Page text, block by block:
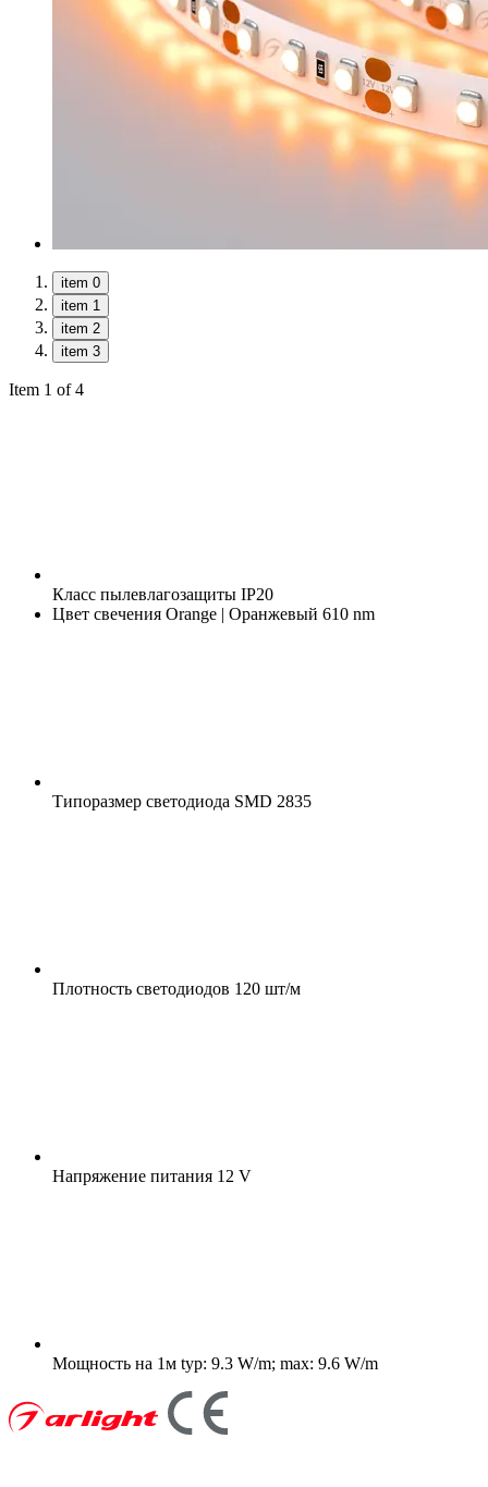
item 0
item 1
item 2
item 3
Item 1 of 4
Класс пылевлагозащиты IP20
Цвет свечения Orange | Оранжевый 610 nm
Типоразмер светодиода SMD 2835
Плотность светодиодов 120 шт/м
Напряжение питания 12 V
Мощность на 1м typ: 9.3 W/m; max: 9.6 W/m